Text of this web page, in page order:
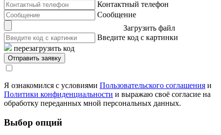
Контактный телефон
Сообщение
Загрузить файл
Введите код с картинки
перезагрузить код
Я ознакомился с условиями Пользовательского соглашения и
Политики конфиденциальности и выражаю своё согласие на
обработку переданных мной персональных данных.
Выбор опций